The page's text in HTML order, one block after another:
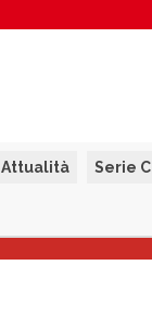
Attualità Serie C